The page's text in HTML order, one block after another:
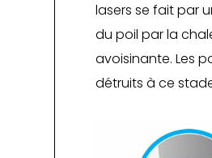
lasers se fait par
du poil par la
avoisinante. Les
détruits à ce